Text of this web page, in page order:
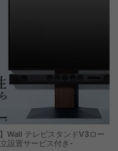
Wall テレビスタンドV3ロー
設置サービス付き-